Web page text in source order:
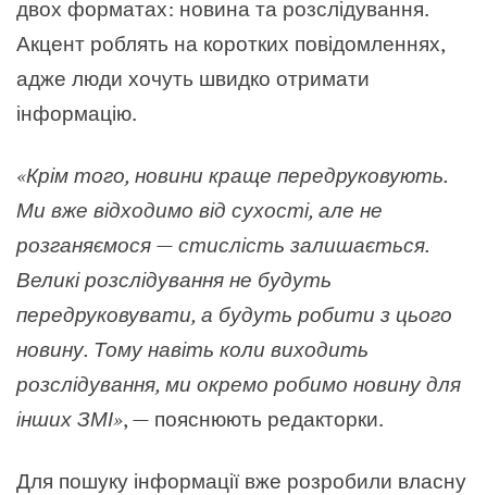
двох форматах: новина та розслідування.
Акцент роблять на коротких повідомленнях,
адже люди хочуть швидко отримати
інформацію.
«Крім того, новини краще передруковують.
Ми вже відходимо від сухості, але не
розганяємося — стислість залишається.
Великі розслідування не будуть
передруковувати, а будуть робити з цього
новину. Тому навіть коли виходить
розслідування, ми окремо робимо новину для
інших ЗМІ», — пояснюють редакторки.
Для пошуку інформації вже розробили власну